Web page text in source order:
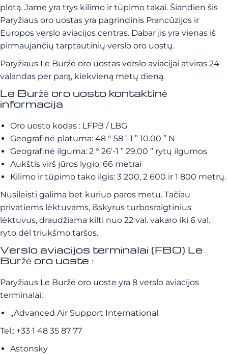
plotą. Jame yra trys kilimo ir tūpimo takai. Šiandien šis
Paryžiaus oro uostas yra pagrindinis Prancūzijos ir
Europos verslo aviacijos centras. Dabar jis yra vienas iš
pirmaujančių tarptautinių verslo oro uostų.
Paryžiaus Le Buržė oro uostas verslo aviacijai atviras 24
valandas per parą, kiekvieną metų dieną.
Le Buržė oro uosto kontaktinė
informacija
Oro uosto kodas : LFPB / LBG
Geografinė platuma: 48 ° 58 ‘-1 ” 10.00 ” N
Geografinė ilguma: 2 ° 26′-1 ” 29.00 ” rytų ilgumos
Aukštis virš jūros lygio: 66 metrai
Kilimo ir tūpimo tako ilgis: 3 200, 2 600 ir 1 800 metrų.
Nusileisti galima bet kuriuo paros metu. Tačiau
privatiems lėktuvams, išskyrus turbosraigtinius
lėktuvus, draudžiama kilti nuo 22 val. vakaro iki 6 val.
ryto dėl triukšmo taršos.
Verslo aviacijos terminalai (FBO) Le
Buržė oro uoste :
Paryžiaus Le Buržė oro uoste yra 8 verslo aviacijos
terminalai:
„Advanced Air Support International
Tel.: +33 1 48 35 87 77
Astonsky